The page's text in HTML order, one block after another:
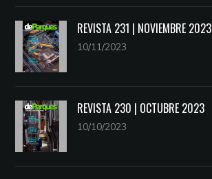
REVISTA 231 | NOVIEMBRE 2023
10/11/2023
REVISTA 230 | OCTUBRE 2023
10/10/2023